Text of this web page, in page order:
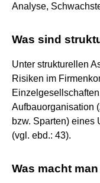
Analyse,
Was sind
Unter strukturellen
Risiken im
Aufbauorganisation
bzw. Sparten) eines
(vgl. ebd.: 43).
Was macht